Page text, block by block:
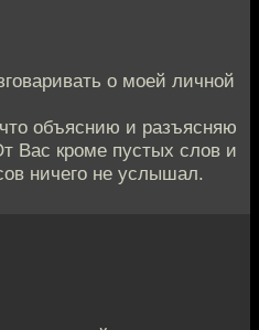
о моей личной
объяснию и разъясняю
Вас кроме пустых слов и
ничего не услышал.